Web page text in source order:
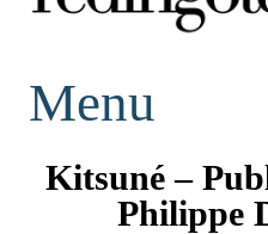
redingote.
Menu
Kitsuné –
Philippe